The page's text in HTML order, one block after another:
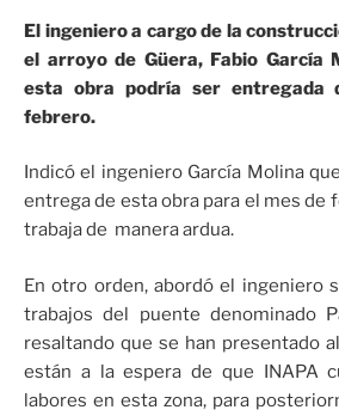
El ingeniero a cargo de la
el arroyo de Güera, Fabio García
esta obra podría ser entregada
febrero.
Indicó el ingeniero García Molina
entrega de esta obra para el mes de
trabaja de manera ardua.
En otro orden, abordó el ingeniero
trabajos del puente denominado
resaltando que se han presentado
están a la espera de que INAPA
labores en esta zona, para